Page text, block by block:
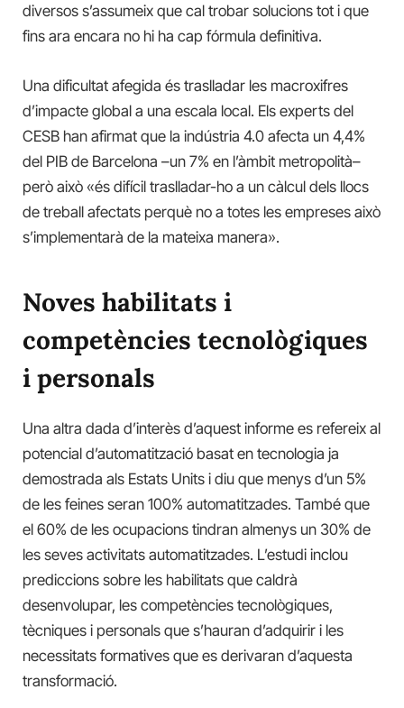
diversos s’assumeix que cal trobar solucions tot i que
fins ara encara no hi ha cap fórmula definitiva.
Una dificultat afegida és traslladar les macroxifres
d’impacte global a una escala local. Els experts del
CESB han afirmat que la indústria 4.0 afecta un 4,4%
del PIB de Barcelona –un 7% en l’àmbit metropolità–
però això «és difícil traslladar-ho a un càlcul dels llocs
de treball afectats perquè no a totes les empreses això
s’implementarà de la mateixa manera».
Noves habilitats i
competències tecnològiques
i personals
Una altra dada d’interès d’aquest informe es refereix al
potencial d’automatització basat en tecnologia ja
demostrada als Estats Units i diu que menys d’un 5%
de les feines seran 100% automatitzades. També que
el 60% de les ocupacions tindran almenys un 30% de
les seves activitats automatitzades. L’estudi inclou
prediccions sobre les habilitats que caldrà
desenvolupar, les competències tecnològiques,
tècniques i personals que s’hauran d’adquirir i les
necessitats formatives que es derivaran d’aquesta
transformació.